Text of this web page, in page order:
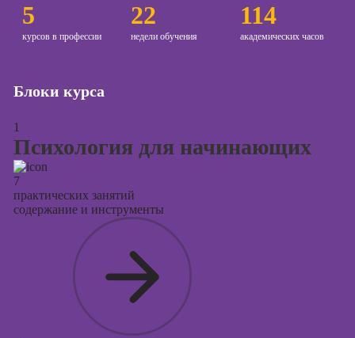
контекстной
рекламы
таргетированной
5
курсов в профессии
22
недели обучения
114
академических часов
Блоки курса
1
Психология для начинающих
7
практических занятий
содержание и инструменты